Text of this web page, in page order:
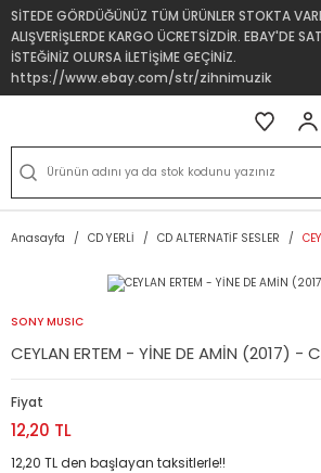
SİTEDE GÖRDÜĞÜNÜZ TÜM ÜRÜNLER STOKTA
ALIŞVERİŞLERDE KARGO ÜCRETSİZDİR. EBAY'DE
İSTEĞİNİZ OLURSA İLETİŞİME GEÇİNİZ.
https://www.ebay.com/str/zihnimuzik
Anasayfa CD YERLİ CD ALTERNATİF SESLER
SONY MUSIC
CEYLAN ERTEM - YİNE DE AMİN (2017) -
Fiyat
12,20 TL
12,20 TL den başlayan taksitlerle!!